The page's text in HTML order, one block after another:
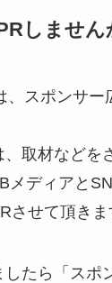
しません
、スポンサー
、取材などを
メディアと
させて頂きま
たら「スポ